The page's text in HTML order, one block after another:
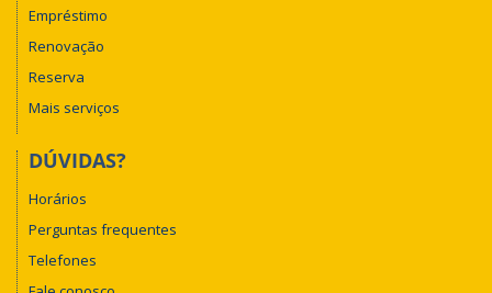
Empréstimo
Renovação
Reserva
Mais serviços
DÚVIDAS?
Horários
Perguntas frequentes
Telefones